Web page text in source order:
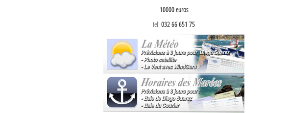
10000 euros
tel: 032 66 651 75